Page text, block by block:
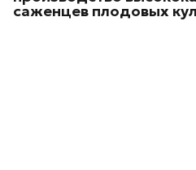
саженцев плодовых